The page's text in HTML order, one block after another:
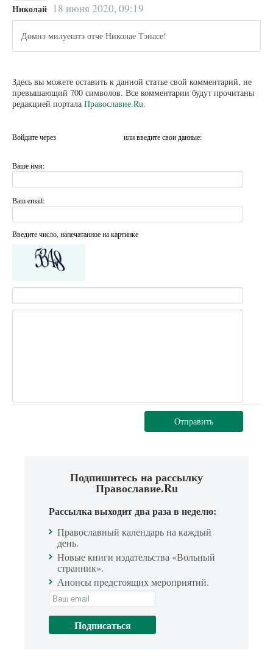
Николай 18 июня 2020, 09:19
Домнэ милуештэ отче Николае Тэнасе!
Здесь вы можете оставить к данной статье свой комментарий, не
превышающий 700 символов. Все комментарии будут прочитаны
редакцией портала Православие.Ru.
Войдите через или введите свои данные:
Ваше имя:
Ваш email:
Введите число, напечатанное на картинке
Отправить
Подпишитесь на рассылку
Православие.Ru
Рассылка выходит два раза в неделю:
Православный календарь на каждый
день.
Новые книги издательства «Вольный
странник».
Анонсы предстоящих мероприятий.